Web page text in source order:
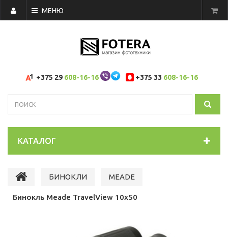
МЕНЮ
+375 29 608-16-16 +375 33 608-16-16
КАТАЛОГ
БИНОКЛИ MEADE
Бинокль Meade TravelView 10x50